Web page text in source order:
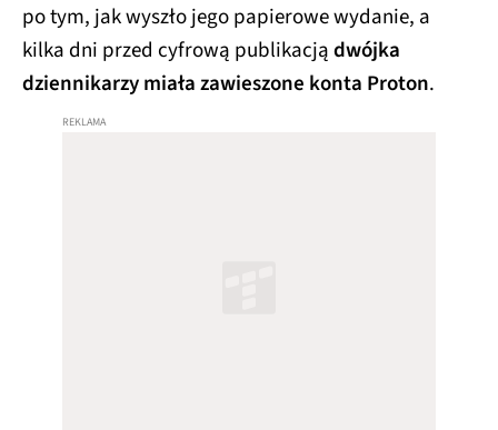
po tym, jak wyszło jego papierowe wydanie, a
kilka dni przed cyfrową publikacjądwójka
dziennikarzy miała zawieszone konta Proton.